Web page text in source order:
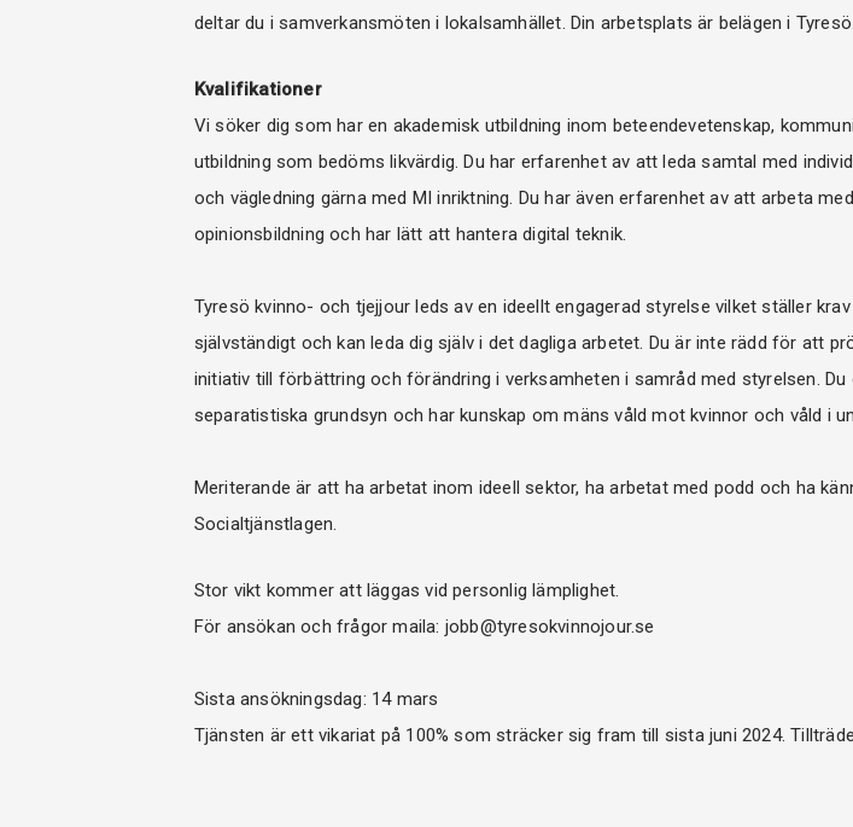
deltar du i samverkansmöten i lokalsamhället. Din arbetsplats är belägen i
Kvalifikationer
Vi söker dig som har en akademisk utbildning inom beteendevetenskap,
utbildning som bedöms likvärdig. Du har erfarenhet av att leda samtal med
och vägledning gärna med MI inriktning. Du har även erfarenhet av att arbeta
opinionsbildning och har lätt att hantera digital teknik.
Tyresö kvinno- och tjejjour leds av en ideellt engagerad styrelse vilket ställer
självständigt och kan leda dig själv i det dagliga arbetet. Du är inte rädd för att
initiativ till förbättring och förändring i verksamheten i samråd med styrelsen.
separatistiska grundsyn och har kunskap om mäns våld mot kvinnor och våld i
Meriterande är att ha arbetat inom ideell sektor, ha arbetat med podd och ha
Socialtjänstlagen.
Stor vikt kommer att läggas vid personlig lämplighet.
För ansökan och frågor maila: jobb@tyresokvinnojour.se
Sista ansökningsdag: 14 mars
Tjänsten är ett vikariat på 100% som sträcker sig fram till sista juni 2024.